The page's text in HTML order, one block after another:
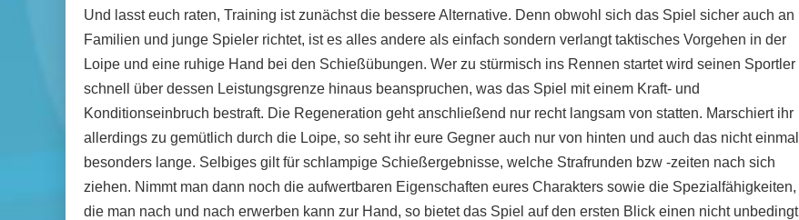
Und lasst euch raten, Training ist zunächst die bessere Alternative. Denn obwohl sich das Spiel sicher auch an
Familien und junge Spieler richtet, ist es alles andere als einfach sondern verlangt taktisches Vorgehen in der
Loipe und eine ruhige Hand bei den Schießübungen. Wer zu stürmisch ins Rennen startet wird seinen Sportler
schnell über dessen Leistungsgrenze hinaus beanspruchen, was das Spiel mit einem Kraft- und
Konditionseinbruch bestraft. Die Regeneration geht anschließend nur recht langsam von statten. Marschiert ihr
allerdings zu gemütlich durch die Loipe, so seht ihr eure Gegner auch nur von hinten und auch das nicht einmal
besonders lange. Selbiges gilt für schlampige Schießergebnisse, welche Strafrunden bzw -zeiten nach sich
ziehen. Nimmt man dann noch die aufwertbaren Eigenschaften eures Charakters sowie die Spezialfähigkeiten,
die man nach und nach erwerben kann zur Hand, so bietet das Spiel auf den ersten Blick einen nicht unbedingt